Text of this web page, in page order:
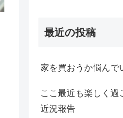
最近の投稿
家を買おうか悩んで
ここ最近も楽しく過
近況報告